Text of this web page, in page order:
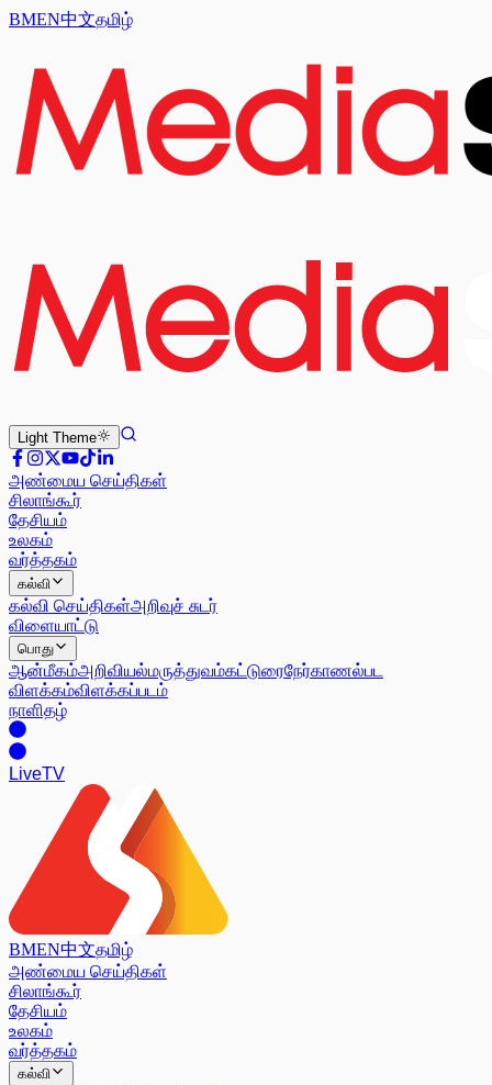
BMEN中文தமிழ்
Light Theme
அண்மைய செய்திகள்
சிலாங்கூர்
தேசியம்
உலகம்
வர்த்தகம்
கல்வி
கல்வி செய்திகள்அறிவுச் சுடர்
விளையாட்டு
பொது
ஆன்மீகம்அறிவியல்மருத்துவம்கட்டுரைநேர்காணல்பட
விளக்கம்விளக்கப்படம்
நாளிதழ்
LiveTV
BMEN中文தமிழ்
அண்மைய செய்திகள்
சிலாங்கூர்
தேசியம்
உலகம்
வர்த்தகம்
கல்வி